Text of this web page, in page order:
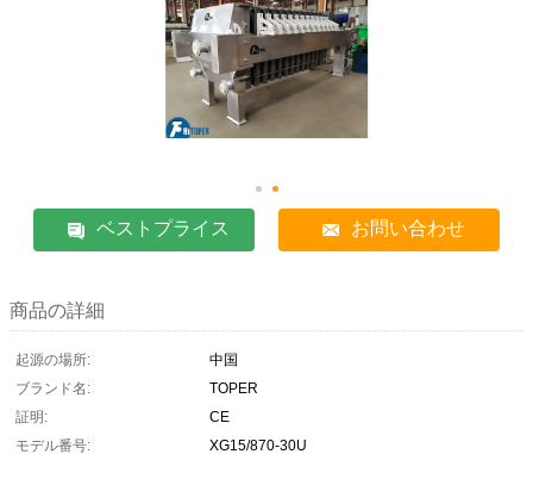
ベストプライス お問い合わせ
商品の詳細
起源の場所:
中国
ブランド名:
TOPER
証明:
CE
モデル番号:
XG15/870-30U